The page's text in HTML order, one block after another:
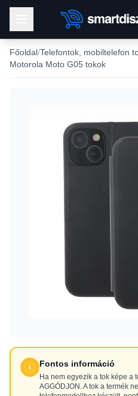
Főoldal Telefontok, mobiltelefon
Motorola Moto G05 tokok
Fontos információ
Ha nem egyezik a tok képe a
AGGÓDJON. A tok a termék